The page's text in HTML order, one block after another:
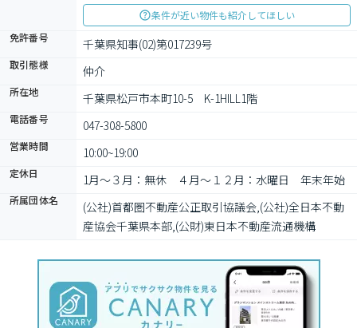
条件が近い物件も紹介してほしい
免許番号
千葉県知事(02)第017239号
取引態様 仲介
所在地 千葉県松戸市本町10-5　K-1HILL1階
電話番号 047-308-5800
営業時間 10:00~19:00
定休日 1月〜３月：無休　４月〜１２月：水曜日　年末年始
所属団体名
(公社)首都圏不動産公正取引協議会,(公社)全日本不動
産協会千葉県本部,(公財)東日本不動産流通機構